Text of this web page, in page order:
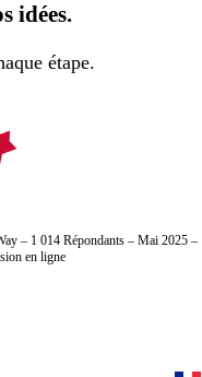
idées.
étape.
– 1 014 Répondants – Mai 2025 –
en ligne